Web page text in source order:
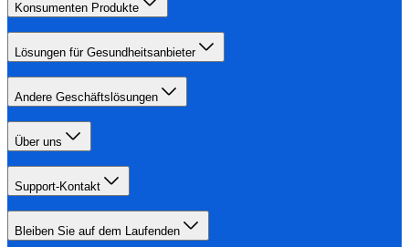
Konsumenten Produkte
Lösungen für Gesundheitsanbieter
Andere Geschäftslösungen
Über uns
Support-Kontakt
Bleiben Sie auf dem Laufenden